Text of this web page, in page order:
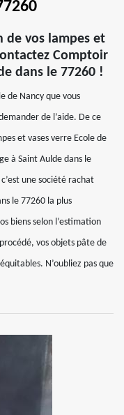
de vos lampes et
Comptoir
dans le 77260 !
de Nancy que vous
de l’aide. De ce
et vases verre Ecole de
à Saint Aulde dans le
une société rachat
le 77260 la plus
biens selon l’estimation
vos objets pâte de
N’oubliez pas que